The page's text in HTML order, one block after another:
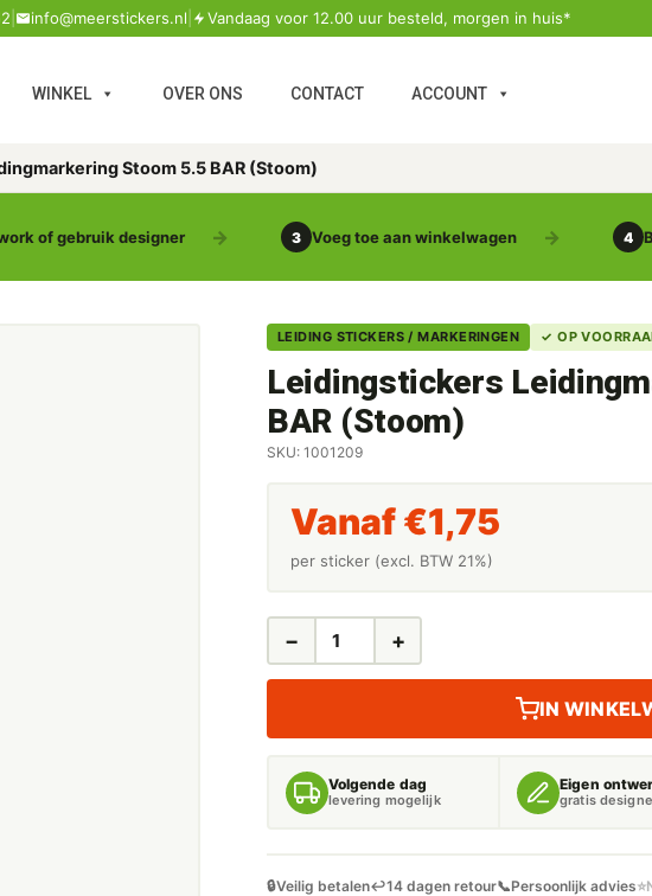
info@meerstickers.nl Vandaag voor 12.00 uur besteld, morgen in huis*
WINKEL OVER ONS CONTACT ACCOUNT
Stoom 5.5 BAR (Stoom)
of gebruik designer 3 Voeg toe aan winkelwagen 4
LEIDING STICKERS / MARKERINGEN ✓ OP
Leidingstickers
BAR (Stoom)
SKU: 1001209
Vanaf €1,75
per sticker (excl. BTW 21%)
LEIDINGSTICKERS
(STOOM)
AANTAL
− +
IN
Volgende dag
levering mogelijk
Eigen
gratis
🔒Veilig betalen↩️14 dagen retour📞Persoonlijk advies⭐